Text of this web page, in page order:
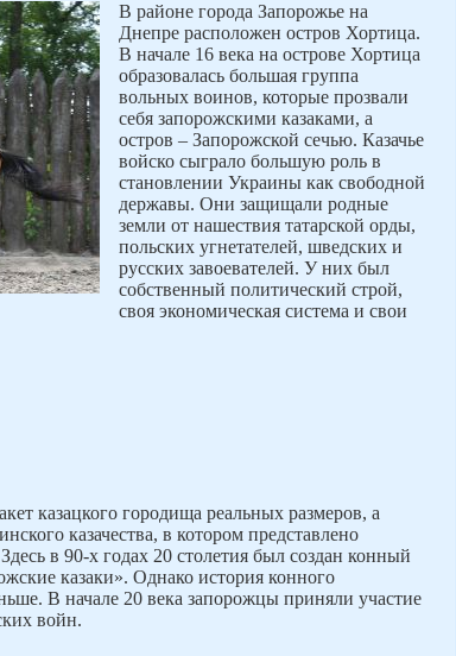
В районе города Запорожье на
Днепре расположен остров Хортица.
В начале 16 века на острове Хортица
образовалась большая группа
вольных воинов, которые прозвали
себя запорожскими казаками, а
остров – Запорожской сечью. Казачье
войско сыграло большую роль в
становлении Украины как свободной
державы. Они защищали родные
земли от нашествия татарской орды,
польских угнетателей, шведских и
русских завоевателей. У них был
собственный политический строй,
своя экономическая система и свои
казацкого городища реальных размеров, а
казачества, в котором представлено
в 90-х годах 20 столетия был создан конный
казаки». Однако история конного
В начале 20 века запорожцы приняли участие
войн.